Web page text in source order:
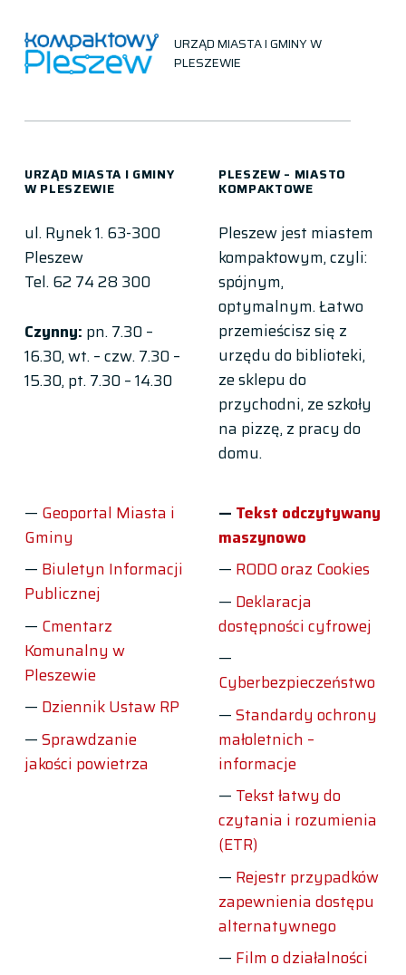
URZĄD MIASTA I GMINY W
PLESZEWIE
URZĄD MIASTA I GMINY
W PLESZEWIE
ul. Rynek 1. 63-300
Pleszew
Tel. 62 74 28 300
Czynny: pn. 7.30 –
16.30, wt. – czw. 7.30 –
15.30, pt. 7.30 – 14.30
PLESZEW – MIASTO
KOMPAKTOWE
Pleszew jest miastem
kompaktowym, czyli:
spójnym,
optymalnym. Łatwo
przemieścisz się z
urzędu do biblioteki,
ze sklepu do
przychodni, ze szkoły
na pizzę, z pracy do
domu.
Geoportal Miasta i
Gminy
Biuletyn Informacji
Publicznej
Cmentarz
Komunalny w
Pleszewie
Dziennik Ustaw RP
Sprawdzanie
jakości powietrza
Tekst odczytywany
maszynowo
RODO oraz Cookies
Deklaracja
dostępności cyfrowej
Cyberbezpieczeństwo
Standardy ochrony
małoletnich –
informacje
Tekst łatwy do
czytania i rozumienia
(ETR)
Rejestr przypadków
zapewnienia dostępu
alternatywnego
Film o działalności